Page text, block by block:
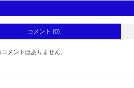
コメント (0)
メントはありません。